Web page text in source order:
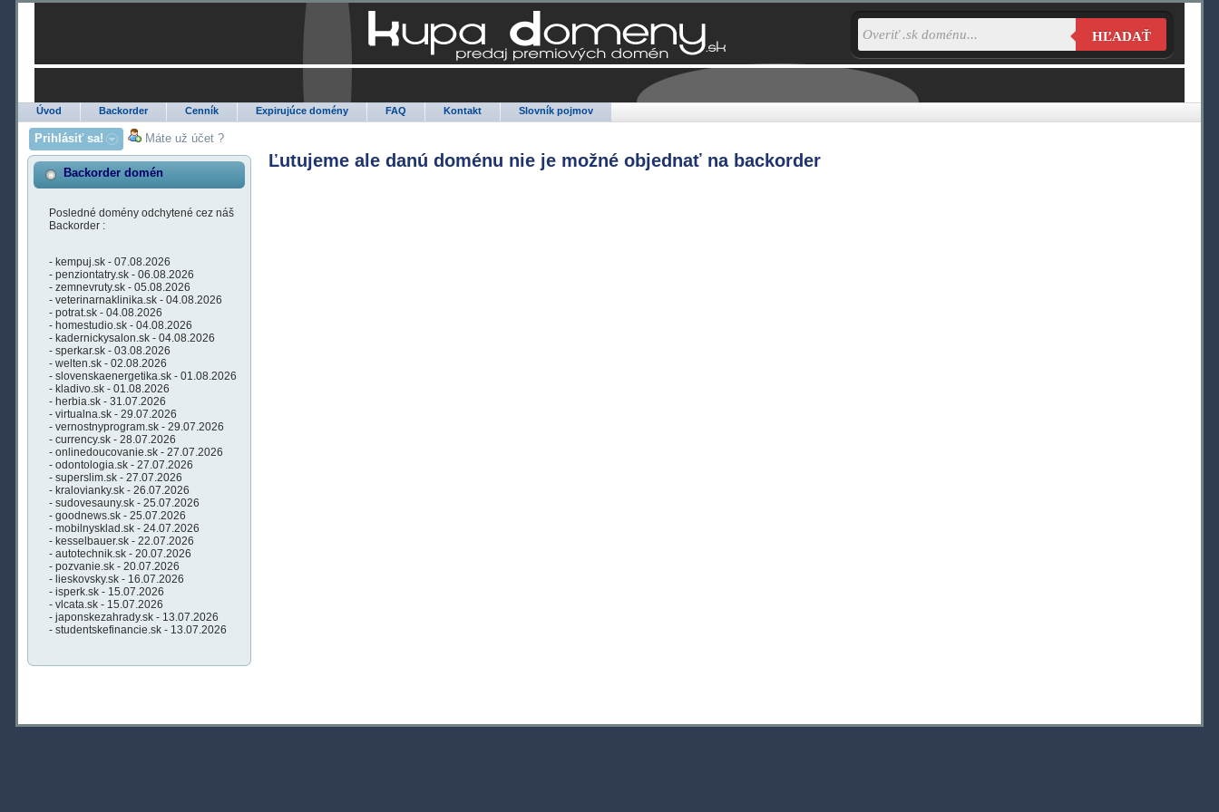
Úvod Backorder Cenník Expirujúce domény FAQ Kontakt Slovník pojmov
HĽADAŤ
Prihlásiť sa! Máte už účet ?
Backorder domén
Posledné domény odchytené cez náš
Backorder :
- kempuj.sk - 07.08.2026
- penziontatry.sk - 06.08.2026
- zemnevruty.sk - 05.08.2026
- veterinarnaklinika.sk - 04.08.2026
- potrat.sk - 04.08.2026
- homestudio.sk - 04.08.2026
- kadernickysalon.sk - 04.08.2026
- sperkar.sk - 03.08.2026
- welten.sk - 02.08.2026
- slovenskaenergetika.sk - 01.08.2026
- kladivo.sk - 01.08.2026
- herbia.sk - 31.07.2026
- virtualna.sk - 29.07.2026
- vernostnyprogram.sk - 29.07.2026
- currency.sk - 28.07.2026
- onlinedoucovanie.sk - 27.07.2026
- odontologia.sk - 27.07.2026
- superslim.sk - 27.07.2026
- kralovianky.sk - 26.07.2026
- sudovesauny.sk - 25.07.2026
- goodnews.sk - 25.07.2026
- mobilnysklad.sk - 24.07.2026
- kesselbauer.sk - 22.07.2026
- autotechnik.sk - 20.07.2026
- pozvanie.sk - 20.07.2026
- lieskovsky.sk - 16.07.2026
- isperk.sk - 15.07.2026
- vlcata.sk - 15.07.2026
- japonskezahrady.sk - 13.07.2026
- studentskefinancie.sk - 13.07.2026
Ľutujeme ale danú doménu nie je možné objednať na backorder